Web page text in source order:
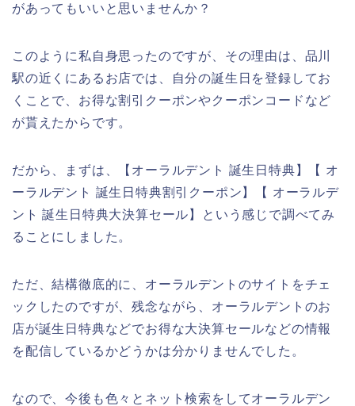
があってもいいと思いませんか？
このように私自身思ったのですが、その理由は、品川
駅の近くにあるお店では、自分の誕生日を登録してお
くことで、お得な割引クーポンやクーポンコードなど
が貰えたからです。
だから、まずは、【オーラルデント 誕生日特典】【 オ
ーラルデント 誕生日特典割引クーポン】【 オーラルデ
ント 誕生日特典大決算セール】という感じで調べてみ
ることにしました。
ただ、結構徹底的に、オーラルデントのサイトをチェ
ックしたのですが、残念ながら、オーラルデントのお
店が誕生日特典などでお得な大決算セールなどの情報
を配信しているかどうかは分かりませんでした。
なので、今後も色々とネット検索をしてオーラルデン